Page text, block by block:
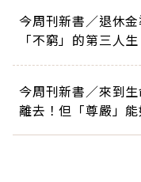
今周刊新書／退休
「不窮」的第三人生
今周刊新書／來到
離去！但「尊嚴」能